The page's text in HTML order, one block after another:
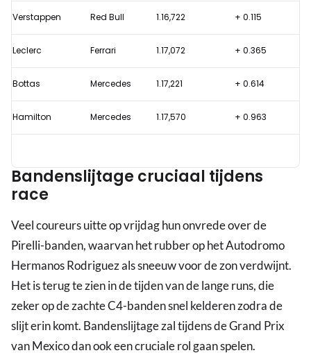
Verstappen
voor
GP
Mexico
Verstappen Red Bull 1.16,722 + 0.115
Leclerc Ferrari 1.17,072 + 0.365
Bottas Mercedes 1.17,221 + 0.614
Hamilton Mercedes 1.17,570 + 0.963
Bandenslijtage cruciaal tijdens
race
Veel coureurs uitte op vrijdag hun onvrede over de
Pirelli-banden, waarvan het rubber op het Autodromo
Hermanos Rodriguez als sneeuw voor de zon verdwijnt.
Het is terug te zien in de tijden van de lange runs, die
zeker op de zachte C4-banden snel kelderen zodra de
slijt erin komt. Bandenslijtage zal tijdens de Grand Prix
van Mexico dan ook een cruciale rol gaan spelen.